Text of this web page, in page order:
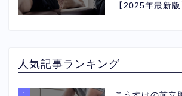
【2025年最新版
人気記事ランキング
1